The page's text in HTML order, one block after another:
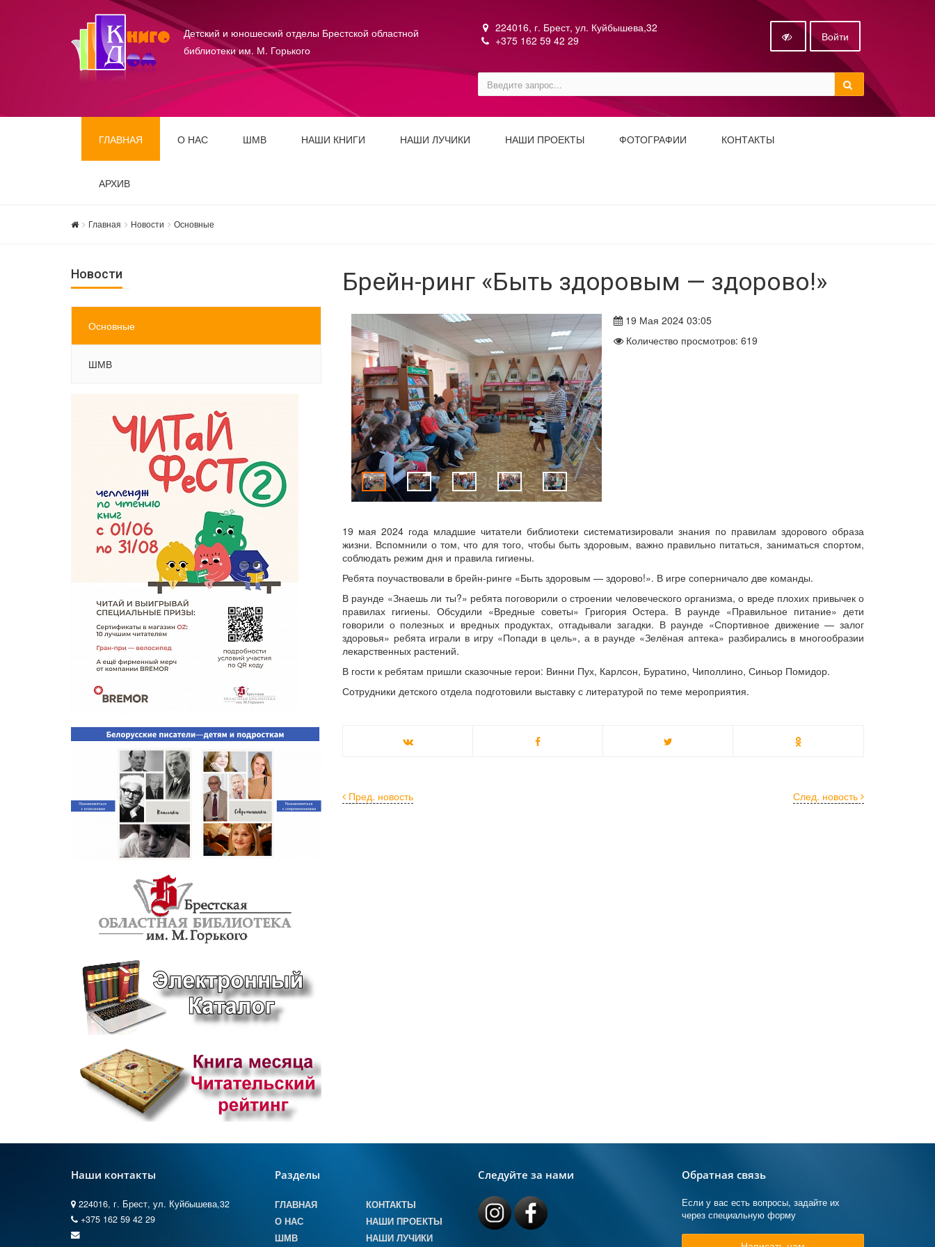
Детский и юношеский отделы Брестской областной
библиотеки им. М. Горького
224016, г. Брест, ул. Куйбышева,32
+375 162 59 42 29
Войти
ГЛАВНАЯ О НАС ШМВ НАШИ КНИГИ НАШИ ЛУЧИКИ НАШИ ПРОЕКТЫ ФОТОГРАФИИ КОНТАКТЫ
АРХИВ
Главная Новости Основные
Новости
Основные
ШМВ
Брейн-ринг «Быть здоровым — здорово!»
19 Мая 2024 03:05
Количество просмотров: 619
19 мая 2024 года младшие читатели библиотеки систематизировали знания по правилам здорового образа
жизни. Вспомнили о том, что для того, чтобы быть здоровым, важно правильно питаться, заниматься спортом,
соблюдать режим дня и правила гигиены.
Ребята поучаствовали в брейн-ринге «Быть здоровым — здорово!». В игре соперничало две команды.
В раунде «Знаешь ли ты?» ребята поговорили о строении человеческого организма, о вреде плохих привычек о
правилах гигиены. Обсудили «Вредные советы» Григория Остера. В раунде «Правильное питание» дети
говорили о полезных и вредных продуктах, отгадывали загадки. В раунде «Спортивное движение — залог
здоровья» ребята играли в игру «Попади в цель», а в раунде «Зелёная аптека» разбирались в многообразии
лекарственных растений.
В гости к ребятам пришли сказочные герои: Винни Пух, Карлсон, Буратино, Чиполлино, Синьор Помидор.
Сотрудники детского отдела подготовили выставку с литературой по теме мероприятия.
След. новость
Пред. новость
Наши контакты
224016, г. Брест, ул. Куйбышева,32
+375 162 59 42 29
Разделы
ГЛАВНАЯ
О НАС
ШМВ
КОНТАКТЫ
НАШИ ПРОЕКТЫ
НАШИ ЛУЧИКИ
Следуйте за нами Обратная связь
Если у вас есть вопросы, задайте их
через специальную форму